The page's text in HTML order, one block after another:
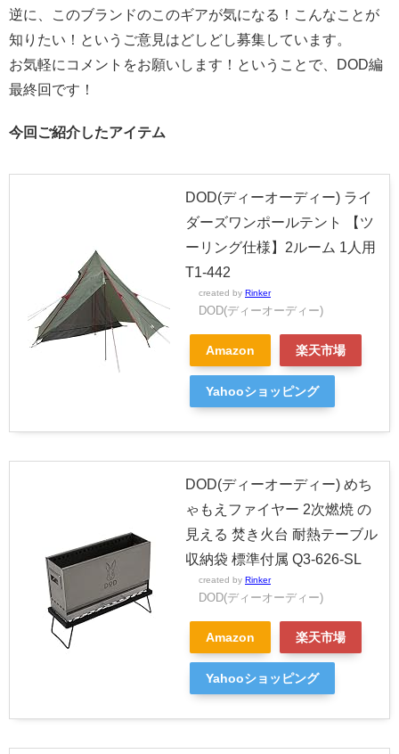
逆に、このブランドのこのギアが気になる！こんなことが
知りたい！というご意見はどしどし募集しています。
お気軽にコメントをお願いします！ということで、DOD編
最終回です！
今回ご紹介したアイテム
DOD(ディーオーディー) ライ
ダーズワンポールテント 【ツ
ーリング仕様】2ルーム 1人用
T1-442
created by Rinker
DOD(ディーオーディー)
Amazon 楽天市場
Yahooショッピング
DOD(ディーオーディー) めち
ゃもえファイヤー 2次燃焼 の
見える 焚き火台 耐熱テーブル
収納袋 標準付属 Q3-626-SL
created by Rinker
DOD(ディーオーディー)
Amazon 楽天市場
Yahooショッピング